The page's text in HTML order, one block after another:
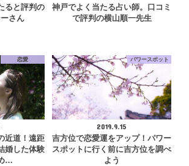
ると評判の
さん
神戸でよく当たる占い師。口コミ
で評判の横山順一先生
恋愛
近道！遠距
婚した体験
…
パワースポット
2019.9.15
吉方位で恋愛運をアップ！パワー
スポットに行く前に吉方位を調べ
よう